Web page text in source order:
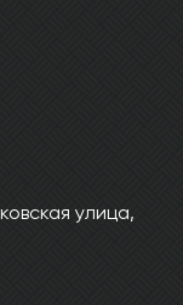
улица,